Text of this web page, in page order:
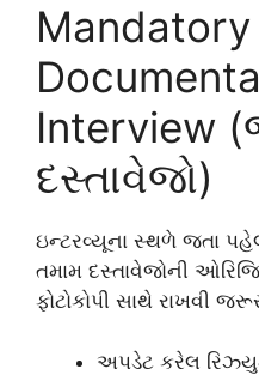
Mandatory
Interview
દસ્તાવેજો)
ઇન્ટરવ્યૂના સ્થળે જતા
તમામ દસ્તાવેજોની
ફોટોકોપી સાથે રાખવી
અપડેટ કરેલ